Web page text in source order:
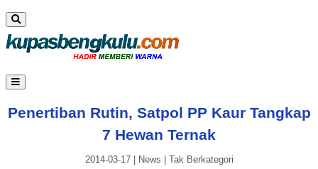
Penertiban Rutin, Satpol PP Kaur Tangkap
7 Hewan Ternak
2014-03-17| News Tak Berkategori